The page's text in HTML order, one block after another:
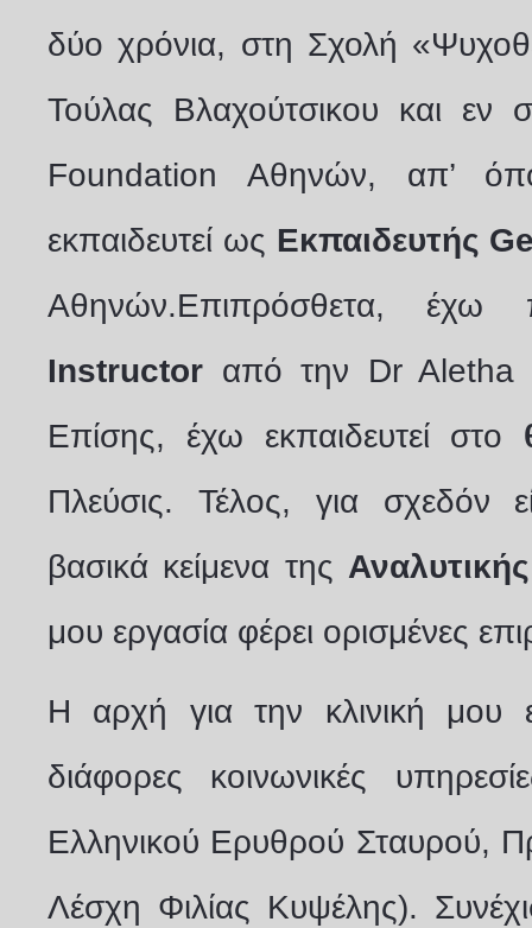
δύο χρόνια, στη Σχολή
Τούλας Βλαχούτσικου και εν
Foundation Αθηνών, απ’
εκπαιδευτεί ως Εκπαιδευτής
Αθηνών.Επιπρόσθετα, έχω
Instructor από την Dr Aletha
Επίσης, έχω εκπαιδευτεί στο
Πλεύσις. Τέλος, για σχεδόν
βασικά κείμενα της
μου εργασία φέρει ορισμένες
Η αρχή για την κλινική μου
διάφορες
κοινωνικές
Ελληνικού Ερυθρού Σταυρού,
Λέσχη Φιλίας Κυψέλης).